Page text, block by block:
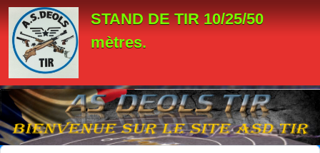
STAND DE TIR 10/25/50
mètres.
Panneau de gestion des cookies